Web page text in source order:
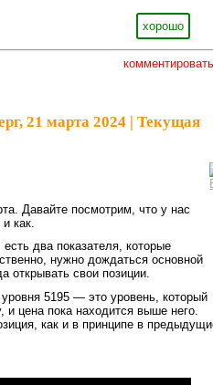
хорошо
комментировать
21 марта 2024 | Текущая
Давайте посмотрим, что у нас
как.
два показателя, которые
нужно дождаться основной
открывать свои позиции.
5195 — это уровень, который
цена пока находится выше него.
как и в принципе в